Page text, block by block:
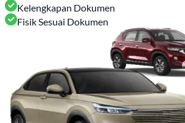
Kelengkapan Dokumen
Fisik Sesuai Dokumen